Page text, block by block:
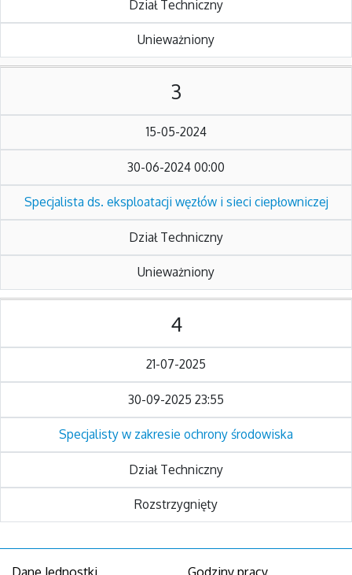
Dział Techniczny
Unieważniony
3
15-05-2024
30-06-2024 00:00
Specjalista ds. eksploatacji węzłów i sieci ciepłowniczej
Dział Techniczny
Unieważniony
4
21-07-2025
30-09-2025 23:55
Specjalisty w zakresie ochrony środowiska
Dział Techniczny
Rozstrzygnięty
Dane Jednostki Godziny pracy